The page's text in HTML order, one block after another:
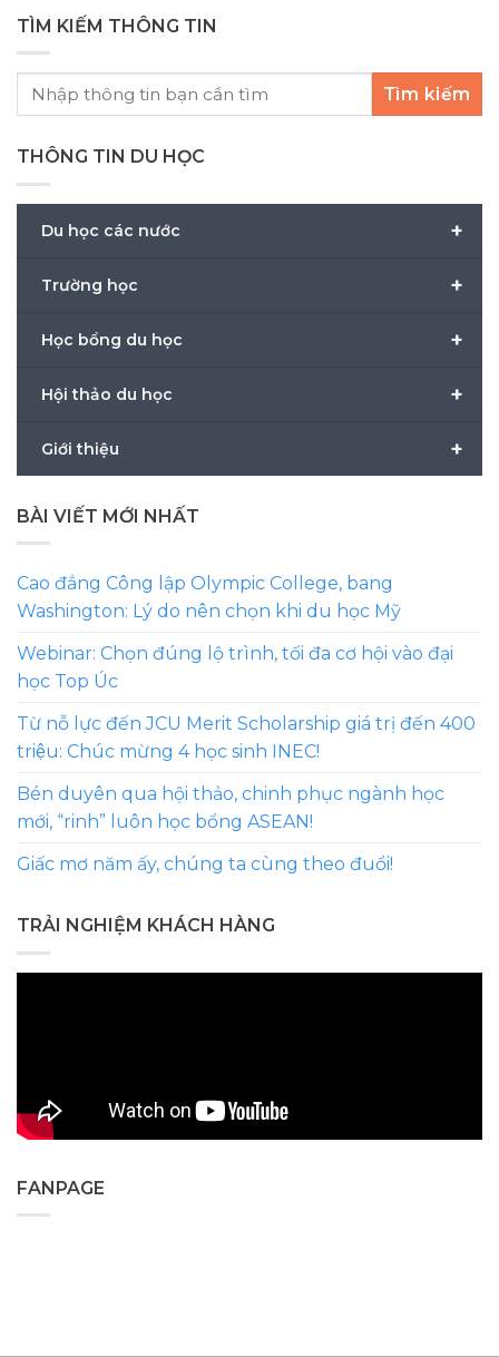
TÌM KIẾM THÔNG TIN
Tìm kiếm
THÔNG TIN DU HỌC
+
Du học các nước
+
Trường học
+
Học bổng du học
+
Hội thảo du học
+
Giới thiệu
BÀI VIẾT MỚI NHẤT
Cao đẳng Công lập Olympic College, bang
Washington: Lý do nên chọn khi du học Mỹ
Webinar: Chọn đúng lộ trình, tối đa cơ hội vào đại
học Top Úc
Từ nỗ lực đến JCU Merit Scholarship giá trị đến 400
triệu: Chúc mừng 4 học sinh INEC!
Bén duyên qua hội thảo, chinh phục ngành học
mới, “rinh” luôn học bổng ASEAN!
Giấc mơ năm ấy, chúng ta cùng theo đuổi!
TRẢI NGHIỆM KHÁCH HÀNG
FANPAGE